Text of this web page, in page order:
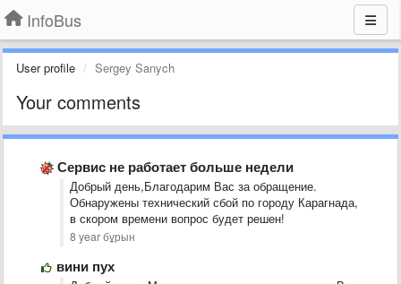
InfoBus
User profile Sergey Sanych
Your comments
Сервис не работает больше недели
Добрый день,Благодарим Вас за обращение.
Обнаружены технический сбой по городу Карагнада,
в скором времени вопрос будет решен!
8 year бұрын
вини пух